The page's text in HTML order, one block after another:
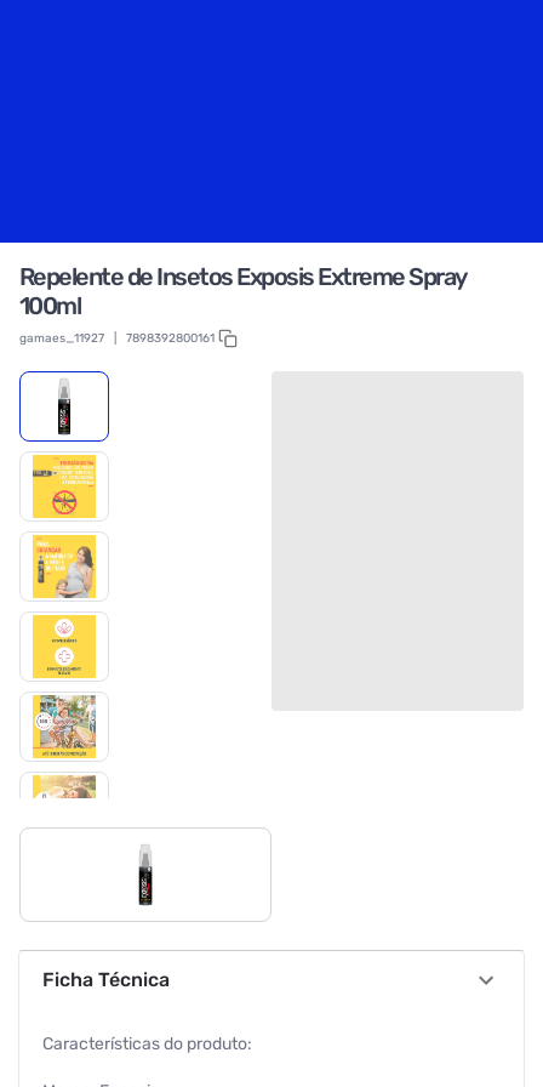
Repelente de Insetos Exposis Extreme Spray
100ml
gamaes_11927 7898392800161
Ficha Técnica
Características do produto: